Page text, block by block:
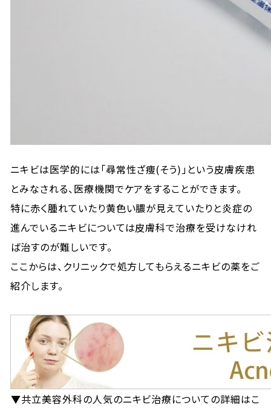
ニキビは医学的には「尋常性ざ痩(そう)」という皮膚疾患
とみなされる、医療機関でケアをすることができます。
特に赤く腫れていたり黄色い膿が見えていたりと炎症の
進んでいるニキビについては皮膚科で治療を受けなけれ
ば治すのが難しいです。
ここからは、クリニックで処方してもらえるニキビの薬をご
紹介します。
▼共立美容外科の人気のニキビ治療についての詳細はこ